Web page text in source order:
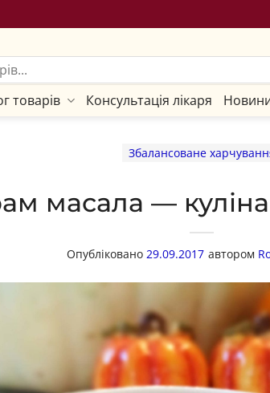
товарів Консультація лікаря
Збалансоване
масала —
Опубліковано 29.09.2017 автором